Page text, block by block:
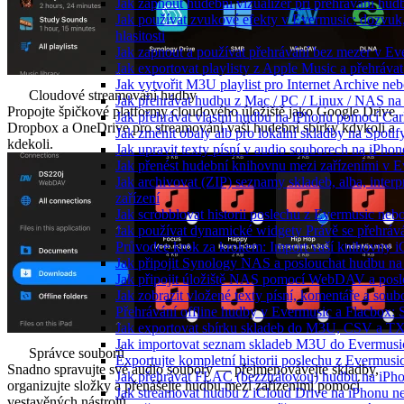
Jak zapnout hudební vizualizér při přehrávání
Jak používat zvukové efekty v Evermusic:
hlasitosti
Jak zapnout a používat přehrávání bez mezer v
Jak exportovat playlisty z Apple Music a
Jak vytvořit M3U playlist pro Internet Archive
Jak přehrávat hudbu z Mac / PC / Linux / NAS
Jak přehrávat vlastní hudbu na iPhonu pomocí
Jak změnit obaly alb pro lokální skladby na
Jak upravit texty písní v audio souborech na
Jak přenést hudební knihovnu mezi zařízeními v
Jak archivovat (ZIP) seznamy skladeb, alba,
zařízení
Jak scrobblovat historii poslechu z Evermusic
Jak používat dynamické widgety Právě se
Průvodce krok za krokem: Import vaší knihovny
Jak připojit Synology NAS a poslouchat hudbu
Jak připojit úložiště NAS pomocí WebDAV a
Jak zobrazit vložené texty písní, komentáře a
Přehrávání offline hudby v Evermusic a Flacbox:
Jak exportovat sbírku skladeb do M3U, CSV a
Jak importovat seznam skladeb M3U do
Exportujte kompletní historii poslechu z
Jak přehrávat FLAC (bezztrátovou) hudbu na
Jak streamovat hudbu z iCloud Drive na iPhonu
Cloudové streamování hudby
Propojte špičkové platformy cloudového úložiště jako Google Drive,
Dropbox a OneDrive pro streamování vaší hudební sbírky kdykoli a
kdekoli.
Správce souborů
Snadno spravujte své audio soubory — přejmenovávejte skladby,
organizujte složky a přenášejte hudbu mezi zařízeními pomocí